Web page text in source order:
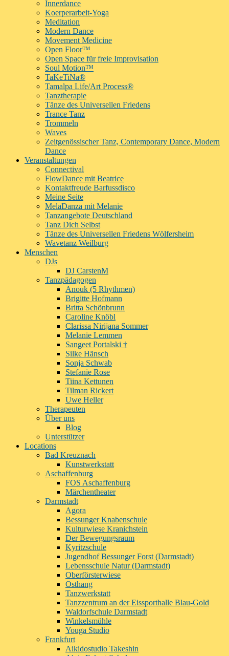
Innerdance
Koerperarbeit-Yoga
Meditation
Modern Dance
Movement Medicine
Open Floor™
Open Space für freie Improvisation
Soul Motion™
TaKeTiNa®
Tamalpa Life/Art Process®
Tanztherapie
Tänze des Universellen Friedens
Trance Tanz
Trommeln
Waves
Zeitgenössischer Tanz, Contemporary Dance, Modern
Dance
Veranstaltungen
Connectival
FlowDance mit Beatrice
Kontaktfreude Barfussdisco
Meine Seite
MelaDanza mit Melanie
Tanzangebote Deutschland
Tanz Dich Selbst
Tänze des Universellen Friedens Wölfersheim
Wavetanz Weilburg
Menschen
DJs
DJ CarstenM
Tanzpädagogen
Anouk (5 Rhythmen)
Brigitte Hofmann
Britta Schönbrunn
Caroline Knöbl
Clarissa Nirijana Sommer
Melanie Lemmen
Sangeet Portalski †
Silke Hänsch
Sonja Schwab
Stefanie Rose
Tiina Kettunen
Tilman Rickert
Uwe Heller
Therapeuten
Über uns
Blog
Unterstützer
Locations
Bad Kreuznach
Kunstwerkstatt
Aschaffenburg
FOS Aschaffenburg
Märchentheater
Darmstadt
Agora
Bessunger Knabenschule
Kulturwiese Kranichstein
Der Bewegungsraum
Kyritzschule
Jugendhof Bessunger Forst (Darmstadt)
Lebensschule Natur (Darmstadt)
Oberförsterwiese
Osthang
Tanzwerkstatt
Tanzzentrum an der Eissporthalle Blau-Gold
Waldorfschule Darmstadt
Winkelsmühle
Youga Studio
Frankfurt
Aikidostudio Takeshin